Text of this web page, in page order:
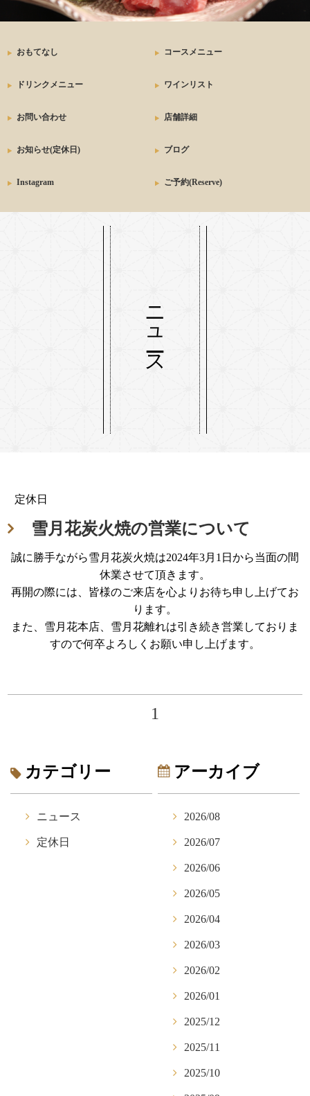
おもてなし コースメニュー
ドリンクメニュー ワインリスト
お問い合わせ 店舗詳細
お知らせ(定休日) ブログ
Instagram ご予約(Reserve)
ニュース
定休日
雪月花炭火焼の営業について
誠に勝手ながら雪月花炭火焼は2024年3月1日から当面の間
休業させて頂きます。
再開の際には、皆様のご来店を心よりお待ち申し上げてお
ります。
また、雪月花本店、雪月花離れは引き続き営業しておりま
すので何卒よろしくお願い申し上げます。
1
カテゴリー
ニュース
定休日
アーカイブ
2026/08
2026/07
2026/06
2026/05
2026/04
2026/03
2026/02
2026/01
2025/12
2025/11
2025/10